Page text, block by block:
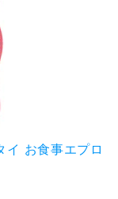
イ お食事エプロ